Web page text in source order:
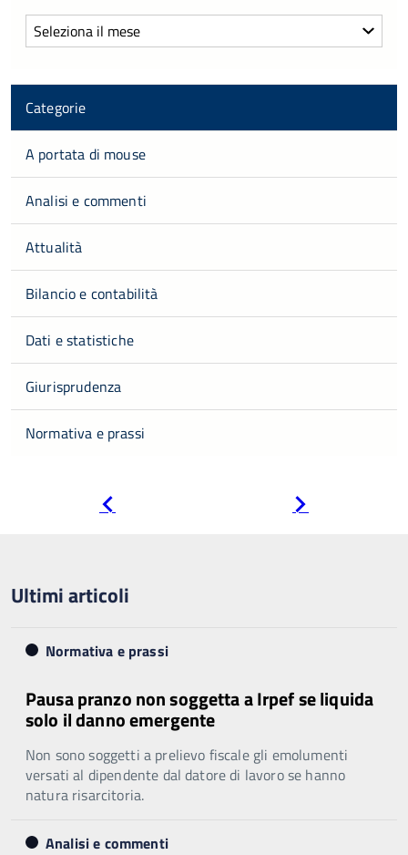
Archivi
Categorie
A portata di mouse
Analisi e commenti
Attualità
Bilancio e contabilità
Dati e statistiche
Giurisprudenza
Normativa e prassi
Ultimi articoli
Normativa e prassi
Pausa pranzo non soggetta a Irpef se liquida
solo il danno emergente
Non sono soggetti a prelievo fiscale gli emolumenti
versati al dipendente dal datore di lavoro se hanno
natura risarcitoria.
Analisi e commenti